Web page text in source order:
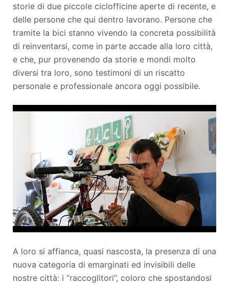
storie di due piccole ciclofficine aperte di recente, e
delle persone che qui dentro lavorano. Persone che
tramite la bici stanno vivendo la concreta possibilità
di reinventarsi, come in parte accade alla loro città,
e che, pur provenendo da storie e mondi molto
diversi tra loro, sono testimoni di un riscatto
personale e professionale ancora oggi possibile.
A loro si affianca, quasi nascosta, la presenza di una
nuova categoria di emarginati ed invisibili delle
nostre città: i “raccoglitori”, coloro che spostandosi